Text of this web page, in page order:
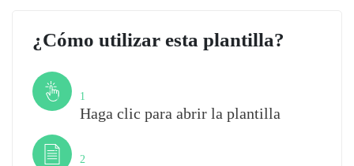
¿Cómo utilizar esta plantilla?
1
Haga clic para abrir la plantilla
2